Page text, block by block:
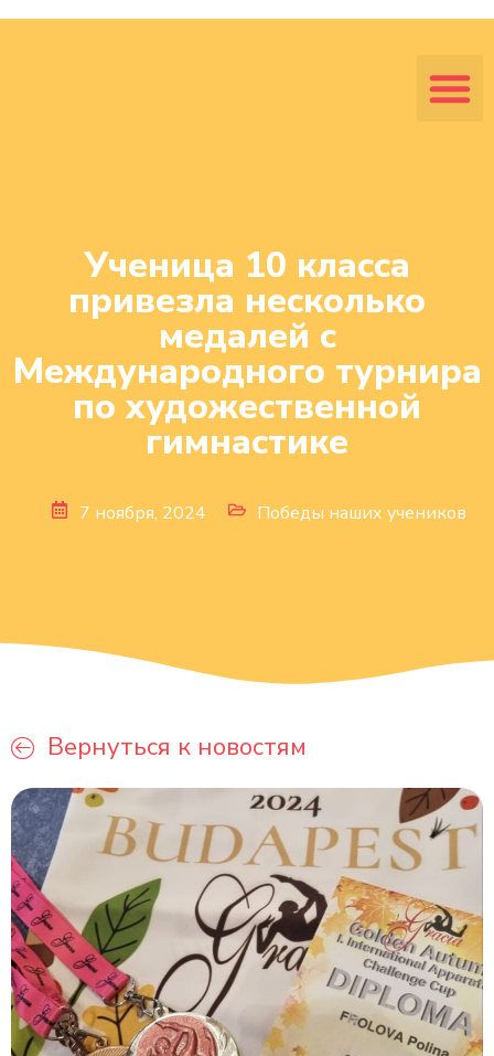
Ученица 10 класса
привезла несколько
медалей с
Международного турнира
по художественной
гимнастике
7 ноября, 2024 Победы наших учеников
Вернуться к новостям